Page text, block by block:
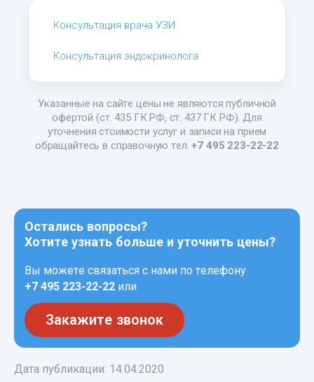
Консультация врача УЗИ
Консультация эндокринолога
Указанные на сайте цены не являются публичной
офертой (ст. 435 ГК РФ, ст. 437 ГК РФ). Для
уточнения стоимости услуг и записи на прием
обращайтесь в справочную тел.+7 495 223-22-22
Остались вопросы?
Хотите узнать больше и уточнить цены?
Вы можете связаться с нами по телефону
+7 495 223-22-22 или
Закажите звонок
Дата публикации: 14.04.2020